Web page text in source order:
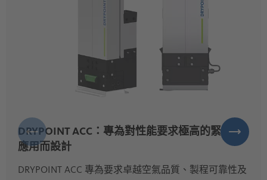
DRYPOINT ACC：專為對性能要求極高的緊湊型
應用而設計
DRYPOINT ACC 專為要求卓越空氣品質、製程可靠性及